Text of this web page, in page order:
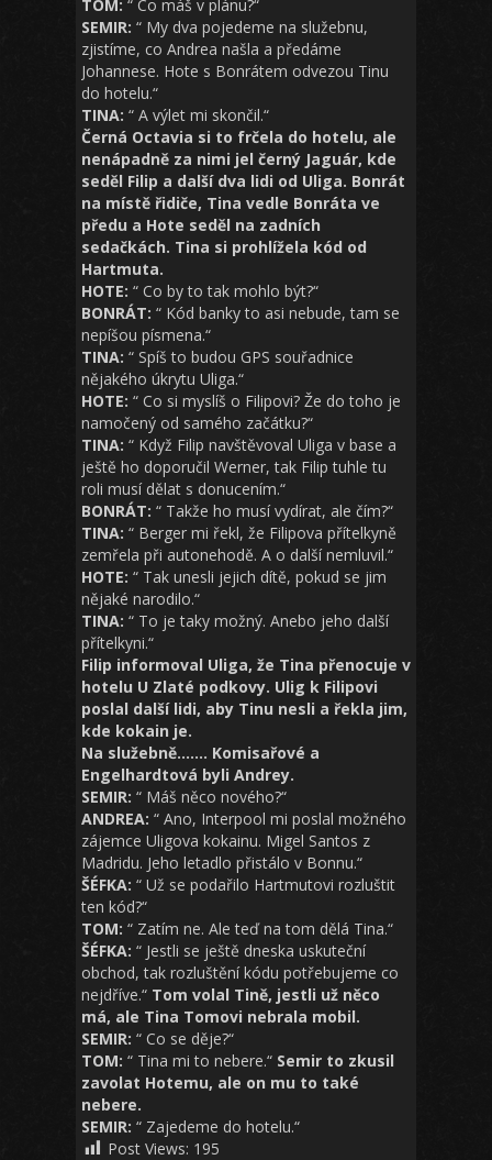
TOM: “ Co máš v plánu?“
SEMIR: “ My dva pojedeme na služebnu,
zjistíme, co Andrea našla a předáme
Johannese. Hote s Bonrátem odvezou Tinu
do hotelu.“
TINA: “ A výlet mi skončil.“
Černá Octavia si to frčela do hotelu, ale
nenápadně za nimi jel černý Jaguár, kde
seděl Filip a další dva lidi od Uliga. Bonrát
na místě řidiče, Tina vedle Bonráta ve
předu a Hote seděl na zadních
sedačkách. Tina si prohlížela kód od
Hartmuta.
HOTE: “ Co by to tak mohlo být?“
BONRÁT: “ Kód banky to asi nebude, tam se
nepíšou písmena.“
TINA: “ Spíš to budou GPS souřadnice
nějakého úkrytu Uliga.“
HOTE: “ Co si myslíš o Filipovi? Že do toho je
namočený od samého začátku?“
TINA: “ Když Filip navštěvoval Uliga v base a
ještě ho doporučil Werner, tak Filip tuhle tu
roli musí dělat s donucením.“
BONRÁT: “ Takže ho musí vydírat, ale čím?“
TINA: “ Berger mi řekl, že Filipova přítelkyně
zemřela při autonehodě. A o další nemluvil.“
HOTE: “ Tak unesli jejich dítě, pokud se jim
nějaké narodilo.“
TINA: “ To je taky možný. Anebo jeho další
přítelkyni.“
Filip informoval Uliga, že Tina přenocuje v
hotelu U Zlaté podkovy. Ulig k Filipovi
poslal další lidi, aby Tinu nesli a řekla jim,
kde kokain je.
Na služebně……. Komisařové a
Engelhardtová byli Andrey.
SEMIR: “ Máš něco nového?“
ANDREA: “ Ano, Interpool mi poslal možného
zájemce Uligova kokainu. Migel Santos z
Madridu. Jeho letadlo přistálo v Bonnu.“
ŠÉFKA: “ Už se podařilo Hartmutovi rozluštit
ten kód?“
TOM: “ Zatím ne. Ale teď na tom dělá Tina.“
ŠÉFKA: “ Jestli se ještě dneska uskuteční
obchod, tak rozluštění kódu potřebujeme co
nejdříve.“ Tom volal Tině, jestli už něco
má, ale Tina Tomovi nebrala mobil.
SEMIR: “ Co se děje?“
TOM: “ Tina mi to nebere.“ Semir to zkusil
zavolat Hotemu, ale on mu to také
nebere.
SEMIR: “ Zajedeme do hotelu.“
Post Views: 195